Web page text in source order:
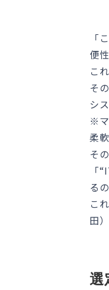
「
便
こ
そ
シ
※マ
柔
そ
「
る
こ
田）
選